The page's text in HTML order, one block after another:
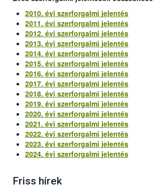
2010. évi szerforgalmi jelentés
2011. évi szerforgalmi jelentés
2012. évi szerforgalmi jelentés
2013. évi szerforgalmi jelentés
2014. évi szerforgalmi jelentés
2015. évi szerforgalmi jelentés
2016. évi szerforgalmi jelentés
2017. évi szerforgalmi jelentés
2018. évi szerforgalmi jelentés
2019. évi szerforgalmi jelentés
2020. évi szerforgalmi jelentés
2021. évi szerforgalmi jelentés
2022. évi szerforgalmi jelentés
2023. évi szerforgalmi jelentés
2024. évi szerforgalmi jelentés
Friss hírek